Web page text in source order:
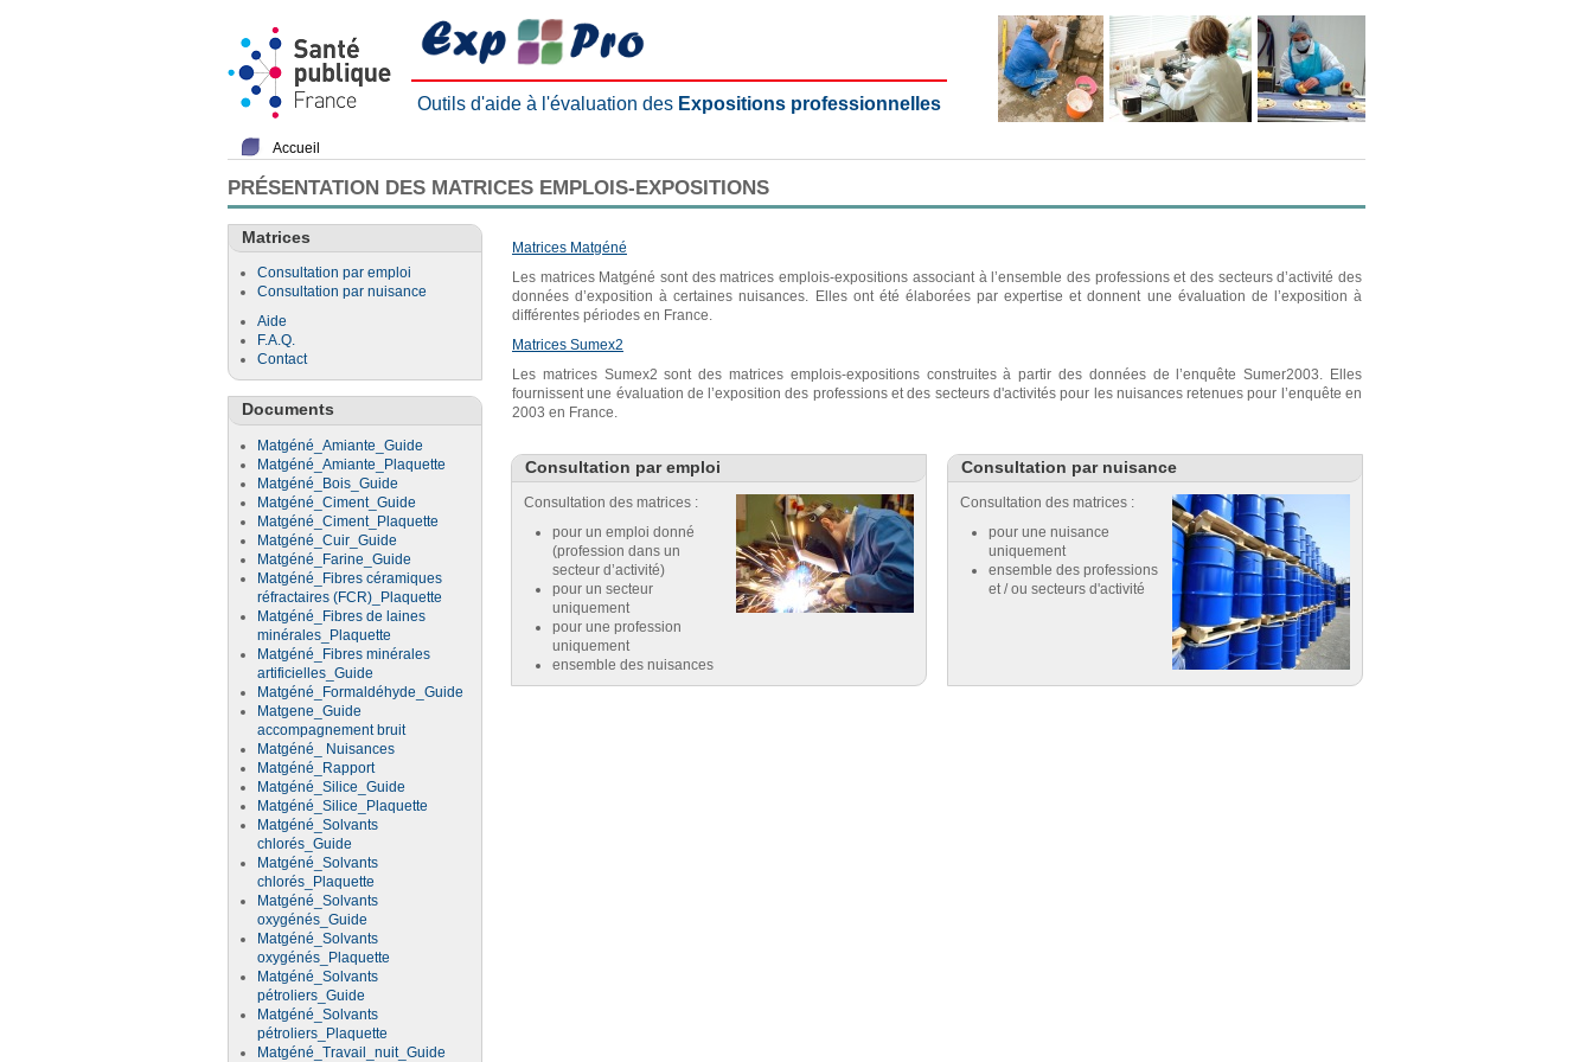
Outils d'aide à l'évaluation des Expositions professionnelles
Accueil
PRÉSENTATION DES MATRICES EMPLOIS-EXPOSITIONS
Matrices
Consultation par emploi
Consultation par nuisance
Aide
F.A.Q.
Contact
Documents
Matgéné_Amiante_Guide
Matgéné_Amiante_Plaquette
Matgéné_Bois_Guide
Matgéné_Ciment_Guide
Matgéné_Ciment_Plaquette
Matgéné_Cuir_Guide
Matgéné_Farine_Guide
Matgéné_Fibres céramiques
réfractaires (FCR)_Plaquette
Matgéné_Fibres de laines
minérales_Plaquette
Matgéné_Fibres minérales
artificielles_Guide
Matgéné_Formaldéhyde_Guide
Matgene_Guide
accompagnement bruit
Matgéné_ Nuisances
Matgéné_Rapport
Matgéné_Silice_Guide
Matgéné_Silice_Plaquette
Matgéné_Solvants
chlorés_Guide
Matgéné_Solvants
chlorés_Plaquette
Matgéné_Solvants
oxygénés_Guide
Matgéné_Solvants
oxygénés_Plaquette
Matgéné_Solvants
pétroliers_Guide
Matgéné_Solvants
pétroliers_Plaquette
Matgéné_Travail_nuit_Guide
Matrices Matgéné
Les matrices Matgéné sont des matrices emplois-expositions associant à l’ensemble des professions et des secteurs d’activité des
données d’exposition à certaines nuisances. Elles ont été élaborées par expertise et donnent une évaluation de l’exposition à
différentes périodes en France.
Matrices Sumex2
Les matrices Sumex2 sont des matrices emplois-expositions construites à partir des données de l’enquête Sumer2003. Elles
fournissent une évaluation de l’exposition des professions et des secteurs d'activités pour les nuisances retenues pour l’enquête en
2003 en France.
Consultation par emploi
Consultation des matrices :
pour un emploi donné
(profession dans un
secteur d’activité)
pour un secteur
uniquement
pour une profession
uniquement
ensemble des nuisances
Consultation par nuisance
Consultation des matrices :
pour une nuisance
uniquement
ensemble des professions
et / ou secteurs d'activité